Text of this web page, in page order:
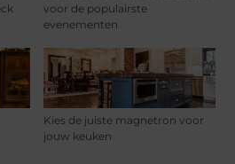
voor de populairste
evenementen
Kies de juiste magnetron voor
jouw keuken